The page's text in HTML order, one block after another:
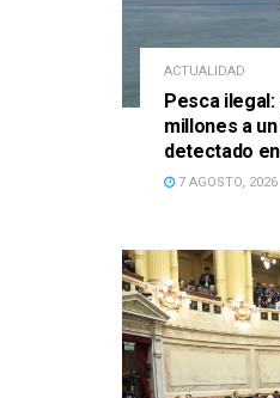
ACTUALIDAD
Pesca ilegal:
millones a
detectado
7 AGOSTO, 2026